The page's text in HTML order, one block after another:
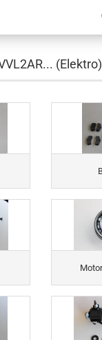
(Elektro)